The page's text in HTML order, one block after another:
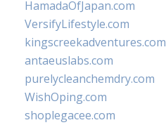
HamadaOfJapan.com
VersifyLifestyle.com
kingscreekadventures.com
antaeuslabs.com
purelycleanchemdry.com
WishOping.com
shoplegacee.com